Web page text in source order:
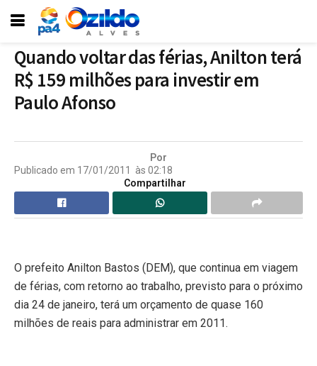
Quando voltar das férias, Anilton terá
R$ 159 milhões para investir em
Paulo Afonso
Por
Publicado em 17/01/2011 às 02:18
Compartilhar
O prefeito Anilton Bastos (DEM), que continua em viagem
de férias, com retorno ao trabalho, previsto para o próximo
dia 24 de janeiro, terá um orçamento de quase 160
milhões de reais para administrar em 2011.